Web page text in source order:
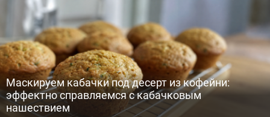
Маскируем кабачки под десерт из кофейни:
эффектно справляемся с кабачковым
нашествием